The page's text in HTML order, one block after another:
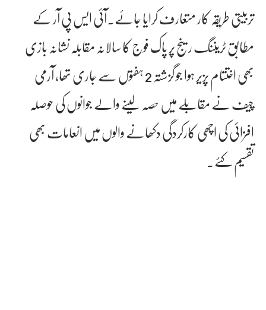
تربیتی طریقہ کار متعارف کرایا جائے۔آئی ایس پی آر کے
مطابق ٹریننگ رینج پر پاک فوج کا سالانہ مقابلہ نشانہ بازی
بھی اختتام پزیر ہوا جو گزشتہ 2 ہفتوں سے جاری تھا، آرمی
چیف نے مقابلے میں حصہ لینے والے جوانوں کی حوصلہ
افزائی کی اچھی کارکردگی دکھانے والوں میں انعامات بھی
تقسیم کئے۔